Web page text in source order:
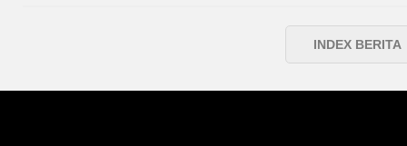
INDEX BERITA